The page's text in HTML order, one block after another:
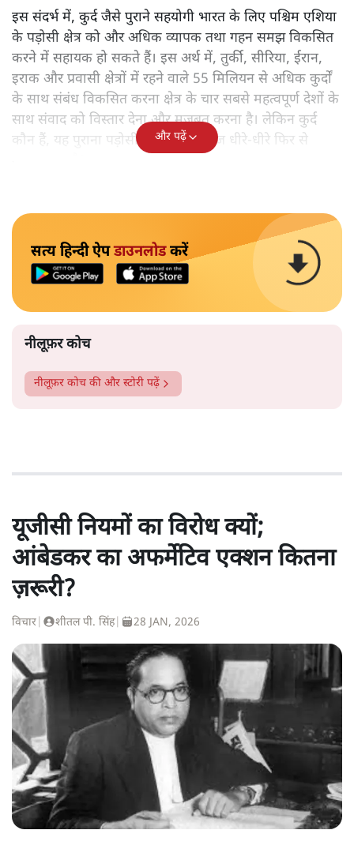
इस संदर्भ में, कुर्द जैसे पुराने सहयोगी भारत के लिए पश्चिम एशिया
के पड़ोसी क्षेत्र को और अधिक व्यापक तथा गहन समझ विकसित
करने में सहायक हो सकते हैं। इस अर्थ में, तुर्की, सीरिया, ईरान,
इराक और प्रवासी क्षेत्रों में रहने वाले 55 मिलियन से अधिक कुर्दों
के साथ संबंध विकसित करना क्षेत्र के चार सबसे महत्वपूर्ण देशों के
साथ संवाद को विस्तार देना और मजबूत करना है। लेकिन कुर्द
कौन हैं, यह पुराना पड़ोसी जिसे भारत आज धीरे-धीरे फिर से
और पढ़ें
सत्य हिन्दी ऐपडाउनलोडकरें
नीलूफ़र कोच
नीलूफ़र कोच की और स्टोरी पढ़ें
यूजीसी नियमों का विरोध क्यों;
आंबेडकर का अफर्मेटिव एक्शन कितना
ज़रूरी?
विचार शीतल पी. सिंह| 28 JAN, 2026